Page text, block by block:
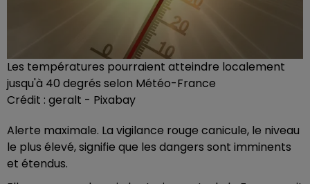
Les températures pourraient atteindre localement
jusqu'à 40 degrés selon Météo-France
Crédit : geralt - Pixabay
Alerte maximale. La vigilance rouge canicule, le niveau
le plus élevé, signifie que les dangers sont imminents
et étendus.